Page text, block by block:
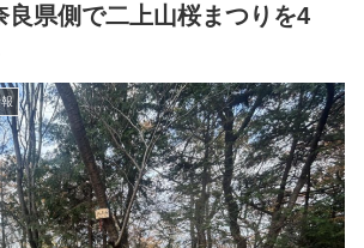
良県側で二上山桜まつりを4